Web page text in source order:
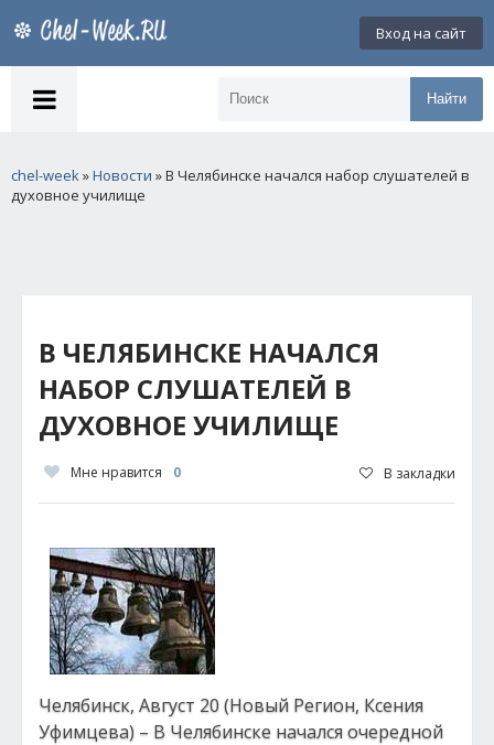
Вход на сайт
Найти
chel-week»Новости » В Челябинске начался набор слушателей в
духовное училище
В ЧЕЛЯБИНСКЕ НАЧАЛСЯ
НАБОР СЛУШАТЕЛЕЙ В
ДУХОВНОЕ УЧИЛИЩЕ
Мне нравится 0 В закладки
Челябинск, Август 20 (Новый Регион, Ксения
Уфимцева) – В Челябинске начался очередной